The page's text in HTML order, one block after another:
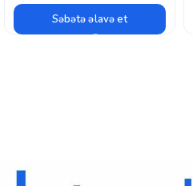
Səbətə əlavə et